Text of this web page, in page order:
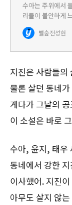
수아는 주위에서
리들이 불안하게
는 소리에 놀라 소
유별나게 여기고
별숲전성현
지진은 사람들의
물론 살던 동네
게다가 그날의
이 소설은 바로
수아, 윤지, 태우
동네에서 강한
이사했어. 지진
아무도 살지 않